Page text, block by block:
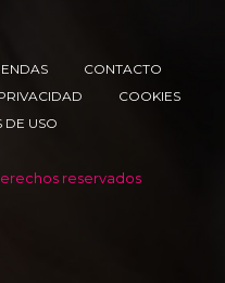
CONTACTO
COOKIES
DE USO
reservados